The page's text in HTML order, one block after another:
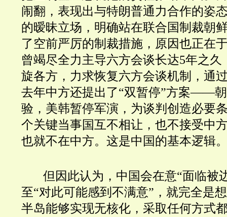
闹翻，表现出与特朗普通力合作的姿
的暧昧立场，明确站在联合国制裁朝
了空前严厉的制裁措施，原因也正在
曾竭尽全力主导六方会谈长达5年之
旋各方，力求恢复六方会谈机制，通
去年中方还提出了“双暂停”方案——
验，美韩暂停军演，为谈判创造必要
个关键当事国互不相让，也不接受中
也就不在中方。这是中国的基本逻辑
但因此认为，中国会在意“面临被
至“对此可能感到不满意”，就完全是
半岛能够实现无核化，采取任何方式